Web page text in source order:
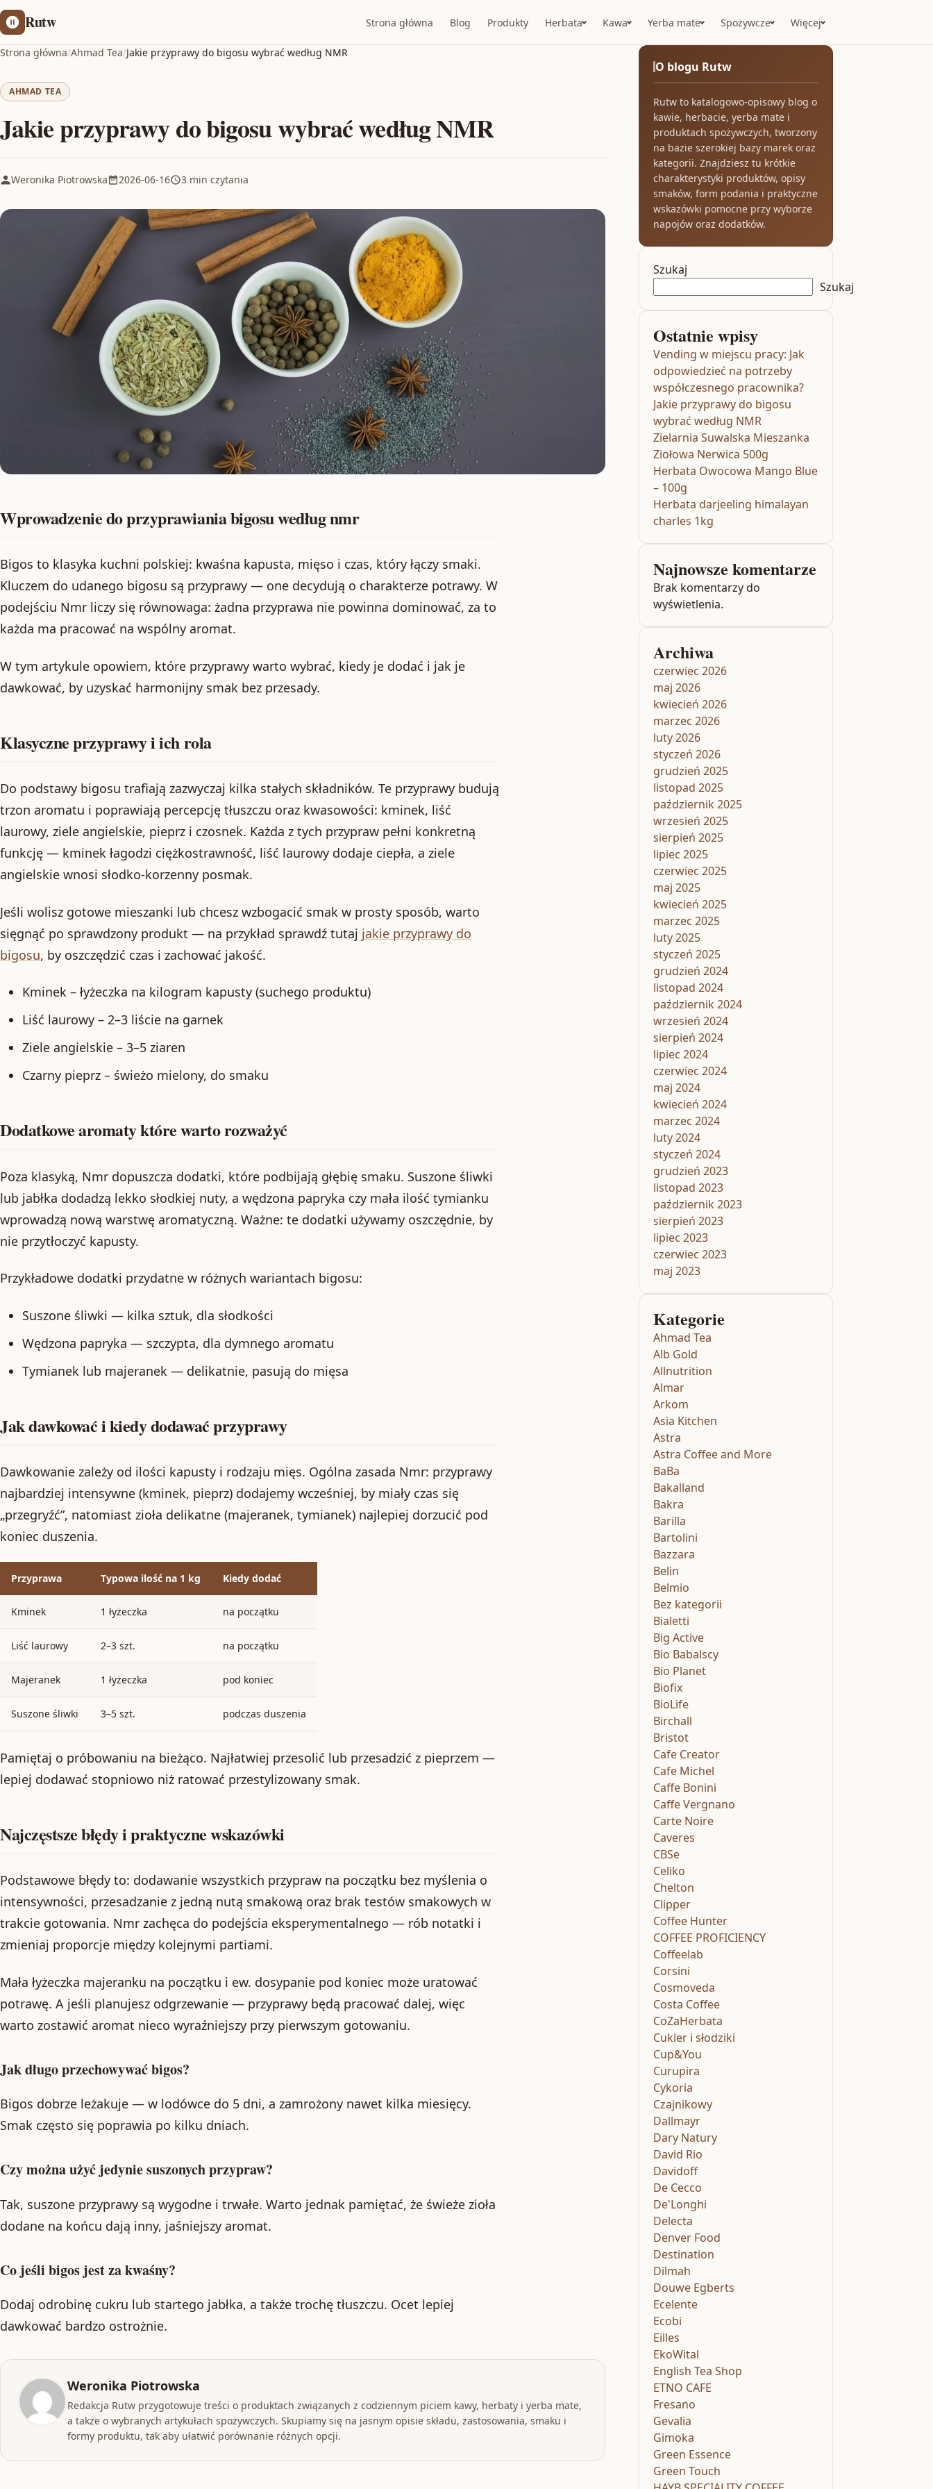
Rutw Strona główna Blog Produkty Herbata Kawa Yerba mate Spożywcze Więcej
Strona główna/Ahmad Tea/Jakie przyprawy do bigosu wybrać według NMR
AHMAD TEA
Jakie przyprawy do bigosu wybrać według NMR
Weronika Piotrowska 2026-06-16 3 min czytania
Wprowadzenie do przyprawiania bigosu według nmr
Bigos to klasyka kuchni polskiej: kwaśna kapusta, mięso i czas, który łączy smaki.
Kluczem do udanego bigosu są przyprawy — one decydują o charakterze potrawy. W
podejściu Nmr liczy się równowaga: żadna przyprawa nie powinna dominować, za to
każda ma pracować na wspólny aromat.
W tym artykule opowiem, które przyprawy warto wybrać, kiedy je dodać i jak je
dawkować, by uzyskać harmonijny smak bez przesady.
Klasyczne przyprawy i ich rola
Do podstawy bigosu trafiają zazwyczaj kilka stałych składników. Te przyprawy budują
trzon aromatu i poprawiają percepcję tłuszczu oraz kwasowości: kminek, liść
laurowy, ziele angielskie, pieprz i czosnek. Każda z tych przypraw pełni konkretną
funkcję — kminek łagodzi ciężkostrawność, liść laurowy dodaje ciepła, a ziele
angielskie wnosi słodko-korzenny posmak.
Jeśli wolisz gotowe mieszanki lub chcesz wzbogacić smak w prosty sposób, warto
sięgnąć po sprawdzony produkt — na przykład sprawdź tutaj jakie przyprawy do
bigosu, by oszczędzić czas i zachować jakość.
Kminek – łyżeczka na kilogram kapusty (suchego produktu)
Liść laurowy – 2–3 liście na garnek
Ziele angielskie – 3–5 ziaren
Czarny pieprz – świeżo mielony, do smaku
Dodatkowe aromaty które warto rozważyć
Poza klasyką, Nmr dopuszcza dodatki, które podbijają głębię smaku. Suszone śliwki
lub jabłka dodadzą lekko słodkiej nuty, a wędzona papryka czy mała ilość tymianku
wprowadzą nową warstwę aromatyczną. Ważne: te dodatki używamy oszczędnie, by
nie przytłoczyć kapusty.
Przykładowe dodatki przydatne w różnych wariantach bigosu:
Suszone śliwki — kilka sztuk, dla słodkości
Wędzona papryka — szczypta, dla dymnego aromatu
Tymianek lub majeranek — delikatnie, pasują do mięsa
Jak dawkować i kiedy dodawać przyprawy
Dawkowanie zależy od ilości kapusty i rodzaju mięs. Ogólna zasada Nmr: przyprawy
najbardziej intensywne (kminek, pieprz) dodajemy wcześniej, by miały czas się
„przegryźć”, natomiast zioła delikatne (majeranek, tymianek) najlepiej dorzucić pod
koniec duszenia.
Przyprawa Typowa ilość na 1 kg Kiedy dodać
Kminek 1 łyżeczka na początku
Liść laurowy 2–3 szt. na początku
Majeranek 1 łyżeczka pod koniec
Suszone śliwki 3–5 szt. podczas duszenia
Pamiętaj o próbowaniu na bieżąco. Najłatwiej przesolić lub przesadzić z pieprzem —
lepiej dodawać stopniowo niż ratować przestylizowany smak.
Najczęstsze błędy i praktyczne wskazówki
Podstawowe błędy to: dodawanie wszystkich przypraw na początku bez myślenia o
intensywności, przesadzanie z jedną nutą smakową oraz brak testów smakowych w
trakcie gotowania. Nmr zachęca do podejścia eksperymentalnego — rób notatki i
zmieniaj proporcje między kolejnymi partiami.
Mała łyżeczka majeranku na początku i ew. dosypanie pod koniec może uratować
potrawę. A jeśli planujesz odgrzewanie — przyprawy będą pracować dalej, więc
warto zostawić aromat nieco wyraźniejszy przy pierwszym gotowaniu.
Jak długo przechowywać bigos?
Bigos dobrze leżakuje — w lodówce do 5 dni, a zamrożony nawet kilka miesięcy.
Smak często się poprawia po kilku dniach.
Czy można użyć jedynie suszonych przypraw?
Tak, suszone przyprawy są wygodne i trwałe. Warto jednak pamiętać, że świeże zioła
dodane na końcu dają inny, jaśniejszy aromat.
Co jeśli bigos jest za kwaśny?
Dodaj odrobinę cukru lub startego jabłka, a także trochę tłuszczu. Ocet lepiej
dawkować bardzo ostrożnie.
Weronika Piotrowska
Redakcja Rutw przygotowuje treści o produktach związanych z codziennym piciem kawy, herbaty i yerba mate,
a także o wybranych artykułach spożywczych. Skupiamy się na jasnym opisie składu, zastosowania, smaku i
formy produktu, tak aby ułatwić porównanie różnych opcji.
O blogu Rutw
Rutw to katalogowo-opisowy blog o
kawie, herbacie, yerba mate i
produktach spożywczych, tworzony
na bazie szerokiej bazy marek oraz
kategorii. Znajdziesz tu krótkie
charakterystyki produktów, opisy
smaków, form podania i praktyczne
wskazówki pomocne przy wyborze
napojów oraz dodatków.
Szukaj
Szukaj
Ostatnie wpisy
Vending w miejscu pracy: Jak
odpowiedzieć na potrzeby
współczesnego pracownika?
Jakie przyprawy do bigosu
wybrać według NMR
Zielarnia Suwalska Mieszanka
Ziołowa Nerwica 500g
Herbata Owocowa Mango Blue
– 100g
Herbata darjeeling himalayan
charles 1kg
Najnowsze komentarze
Brak komentarzy do
wyświetlenia.
Archiwa
czerwiec 2026
maj 2026
kwiecień 2026
marzec 2026
luty 2026
styczeń 2026
grudzień 2025
listopad 2025
październik 2025
wrzesień 2025
sierpień 2025
lipiec 2025
czerwiec 2025
maj 2025
kwiecień 2025
marzec 2025
luty 2025
styczeń 2025
grudzień 2024
listopad 2024
październik 2024
wrzesień 2024
sierpień 2024
lipiec 2024
czerwiec 2024
maj 2024
kwiecień 2024
marzec 2024
luty 2024
styczeń 2024
grudzień 2023
listopad 2023
październik 2023
sierpień 2023
lipiec 2023
czerwiec 2023
maj 2023
Kategorie
Ahmad Tea
Alb Gold
Allnutrition
Almar
Arkom
Asia Kitchen
Astra
Astra Coffee and More
BaBa
Bakalland
Bakra
Barilla
Bartolini
Bazzara
Belin
Belmio
Bez kategorii
Bialetti
Big Active
Bio Babalscy
Bio Planet
Biofix
BioLife
Birchall
Bristot
Cafe Creator
Cafe Michel
Caffe Bonini
Caffe Vergnano
Carte Noire
Caveres
CBSe
Celiko
Chelton
Clipper
Coffee Hunter
COFFEE PROFICIENCY
Coffeelab
Corsini
Cosmoveda
Costa Coffee
CoZaHerbata
Cukier i słodziki
Cup&You
Curupira
Cykoria
Czajnikowy
Dallmayr
Dary Natury
David Rio
Davidoff
De Cecco
De'Longhi
Delecta
Denver Food
Destination
Dilmah
Douwe Egberts
Ecelente
Ecobi
Eilles
EkoWital
English Tea Shop
ETNO CAFE
Fresano
Gevalia
Gimoka
Green Essence
Green Touch